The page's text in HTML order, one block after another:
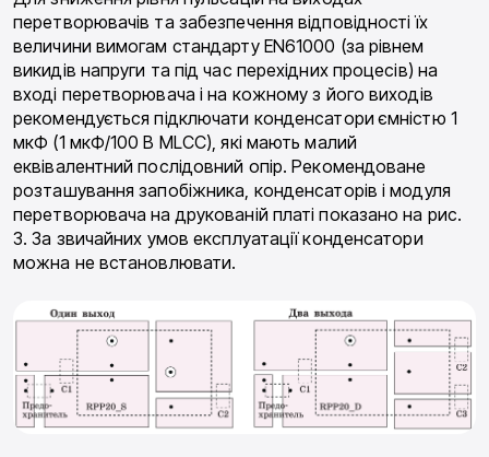
перетворювачів та забезпечення відповідності їх
величини вимогам стандарту EN61000 (за рівнем
викидів напруги та під час перехідних процесів) на
вході перетворювача і на кожному з його виходів
рекомендується підключати конденсатори ємністю 1
мкФ (1 мкФ/100 В MLCC), які мають малий
еквівалентний послідовний опір. Рекомендоване
розташування запобіжника, конденсаторів і модуля
перетворювача на друкованій платі показано на рис.
3. За звичайних умов експлуатації конденсатори
можна не встановлювати.